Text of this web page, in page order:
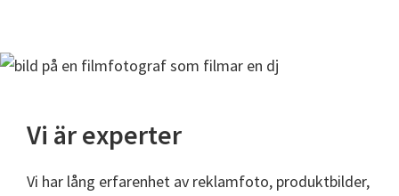
Vi är experter
Vi har lång erfarenhet av reklamfoto, produktbilder,